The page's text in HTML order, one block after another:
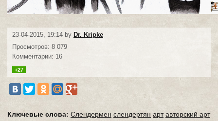
23-04-2015, 19:14 by Dr. Kripke
Просмотров: 8 079
Комментарии: 16
+27
Ключевые слова: Слендермен слендертян арт авторский арт